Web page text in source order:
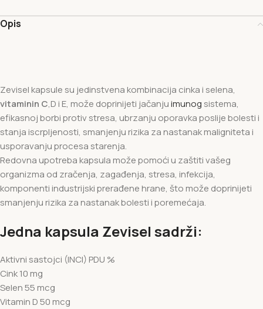
Opis
Zevisel kapsule su jedinstvena kombinacija cinka i selena,
vitaminin C,D i E, može doprinijeti jačanjuimunog sistema,
efikasnoj borbi protiv stresa, ubrzanju oporavka poslije bolesti i
stanja iscrpljenosti, smanjenju rizika za nastanak maligniteta i
usporavanju procesa starenja.
Redovna upotreba kapsula može pomoći u zaštiti vašeg
organizma od zračenja, zagađenja, stresa, infekcija,
komponenti industrijski prerađene hrane, što može doprinijeti
smanjenju rizika za nastanak bolesti i poremećaja.
Jedna kapsula Zevisel sadrži:
Aktivni sastojci (INCI) PDU %
Cink 10 mg
Selen 55 mcg
Vitamin D 50 mcg